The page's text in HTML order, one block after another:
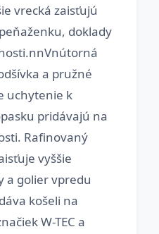
vrecká zaisťujú
doklady
a pružné
uchytenie k
pridávajú na
Rafinovaný
vyššie
a golier vpredu
košeli na
W-TEC a